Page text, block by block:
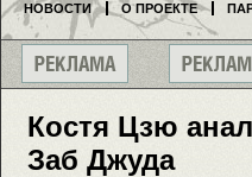
Костя Цзю
Заб Джуда
НОВОСТИ О ПРОЕКТЕ